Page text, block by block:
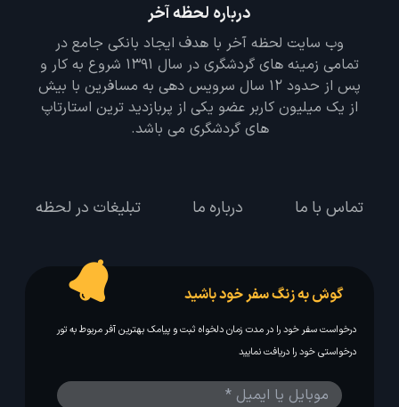
درباره لحظه آخر
وب سایت لحظه آخر با هدف ایجاد بانکی جامع در
تمامی زمینه های گردشگری در سال 1391 شروع به کار و
پس از حدود 12 سال سرویس دهی به مسافرین با بیش
از یک میلیون کاربر عضو یکی از پربازدید ترین استارتاپ
های گردشگری می باشد.
تماس با ما درباره ما تبلیغات در لحظه
گوش به زنگ سفر خود باشید
درخواست سفر خود را در مدت زمان دلخواه ثبت و پیامک بهترین آفر مربوط به تور
درخواستی خود را دریافت نمایید